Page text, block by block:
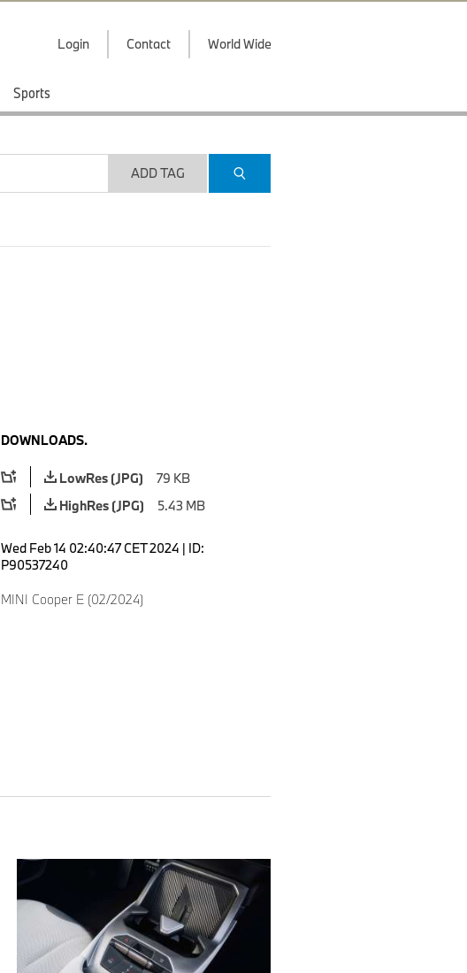
Login Contact World Wide
Sports
ADD TAG
DOWNLOADS.
LowRes (JPG)
79 KB
HighRes (JPG)
5.43 MB
Wed Feb 14 02:40:47 CET 2024 | ID:
P90537240
MINI Cooper E (02/2024)